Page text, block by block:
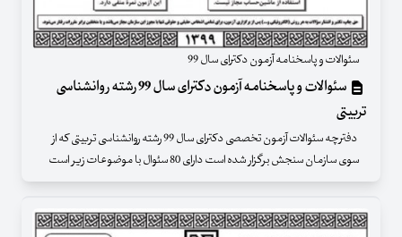
سئوالات و پاسخنامه آزمون دکترای سال 99
سئوالات و پاسخنامه آزمون دکترای سال 99 رشته روانشناسی
تربیتی
دفترچه سئوالات آزمون تخصصی دکترای سال 99 رشته روانشناسی تربیتی که از
سوی سازمان سنجش برگزار شده است دارای 80 سئوال با موضوعات زیر است